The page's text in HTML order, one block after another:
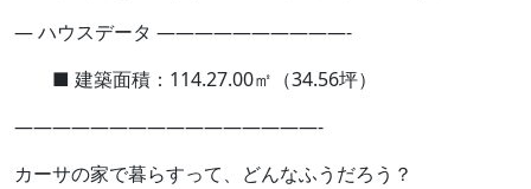
— ハウスデータ ——————————-
■ 建築面積：114.27.00㎡（34.56坪）
————————————————-
カーサの家で暮らすって、どんなふうだろう？